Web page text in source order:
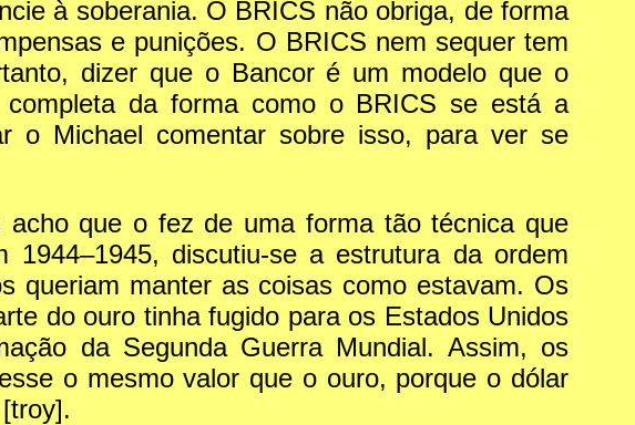
à soberania. O BRICS não obriga, de forma
e punições. O BRICS nem sequer tem
dizer que o Bancor é um modelo que o
da forma como o BRICS se está a
o Michael comentar sobre isso, para ver se
que o fez de uma forma tão técnica que
1944–1945, discutiu-se a estrutura da ordem
queriam manter as coisas como estavam. Os
do ouro tinha fugido para os Estados Unidos
da Segunda Guerra Mundial. Assim, os
o mesmo valor que o ouro, porque o dólar